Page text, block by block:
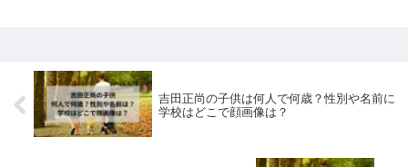
吉田正尚の子供は何人で何歳？性別や名前に
学校はどこで顔画像は？